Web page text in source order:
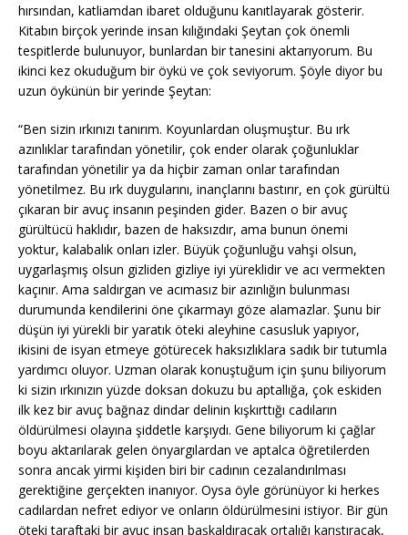
hırsından, katliamdan ibaret olduğunu kanıtlayarak gösterir.
Kitabın birçok yerinde insan kılığındaki Şeytan çok önemli
tespitlerde bulunuyor, bunlardan bir tanesini aktarıyorum. Bu
ikinci kez okuduğum bir öykü ve çok seviyorum. Şöyle diyor bu
uzun öykünün bir yerinde Şeytan:
“Ben sizin ırkınızı tanırım. Koyunlardan oluşmuştur. Bu ırk
azınlıklar tarafından yönetilir, çok ender olarak çoğunluklar
tarafından yönetilir ya da hiçbir zaman onlar tarafından
yönetilmez. Bu ırk duygularını, inançlarını bastırır, en çok gürültü
çıkaran bir avuç insanın peşinden gider. Bazen o bir avuç
gürültücü haklıdır, bazen de haksızdır, ama bunun önemi
yoktur, kalabalık onları izler. Büyük çoğunluğu vahşi olsun,
uygarlaşmış olsun gizliden gizliye iyi yüreklidir ve acı vermekten
kaçınır. Ama saldırgan ve acımasız bir azınlığın bulunması
durumunda kendilerini öne çıkarmayı göze alamazlar. Şunu bir
düşün iyi yürekli bir yaratık öteki aleyhine casusluk yapıyor,
ikisini de isyan etmeye götürecek haksızlıklara sadık bir tutumla
yardımcı oluyor. Uzman olarak konuştuğum için şunu biliyorum
ki sizin ırkınızın yüzde doksan dokuzu bu aptallığa, çok eskiden
ilk kez bir avuç bağnaz dindar delinin kışkırttığı cadıların
öldürülmesi olayına şiddetle karşıydı. Gene biliyorum ki çağlar
boyu aktarılarak gelen önyargılardan ve aptalca öğretilerden
sonra ancak yirmi kişiden biri bir cadının cezalandırılması
gerektiğine gerçekten inanıyor. Oysa öyle görünüyor ki herkes
cadılardan nefret ediyor ve onların öldürülmesini istiyor. Bir gün
öteki taraftaki bir avuç insan başkaldıracak ortalığı karıştıracak,